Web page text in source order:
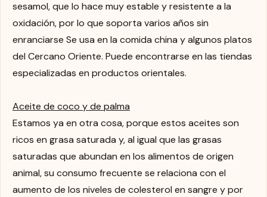
sesamol, que lo hace muy estable y resistente a la
oxidación, por lo que soporta varios años sin
enranciarse Se usa en la comida china y algunos platos
del Cercano Oriente. Puede encontrarse en las tiendas
especializadas en productos orientales.
Aceite de coco y de palma
Estamos ya en otra cosa, porque estos aceites son
ricos en grasa saturada y, al igual que las grasas
saturadas que abundan en los alimentos de origen
animal, su consumo frecuente se relaciona con el
aumento de los niveles de colesterol en sangre y por